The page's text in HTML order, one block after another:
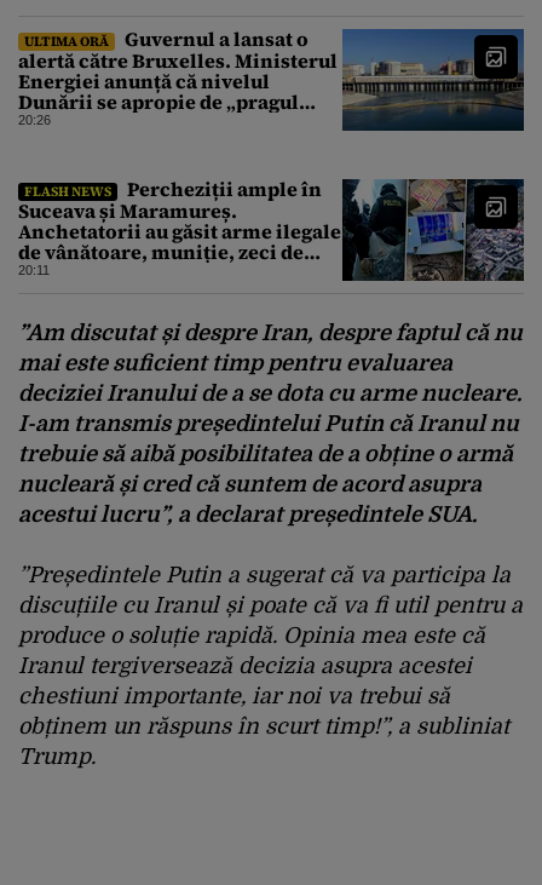
ULTIMA ORĂ
Guvernul a lansat o
alertă către Bruxelles. Ministerul
Energiei anunță că nivelul
Dunării se apropie de „pragul
critic”, iar centrala de la
20:26
FLASH NEWS
Percheziții ample în
Suceava și Maramureș.
Anchetatorii au găsit arme ilegale
de vânătoare, muniție, zeci de
trofee de vânat și materiale
20:11
”Am discutat și despre Iran, despre faptul că nu
mai este suficient timp pentru evaluarea
deciziei Iranului de a se dota cu arme nucleare.
I-am transmis președintelui Putin că Iranul nu
trebuie să aibă posibilitatea de a obține o armă
nucleară și cred că suntem de acord asupra
acestui lucru”, a declarat președintele SUA.
”Președintele Putin a sugerat că va participa la
discuțiile cu Iranul și poate că va fi util pentru a
produce o soluție rapidă. Opinia mea este că
Iranul tergiversează decizia asupra acestei
chestiuni importante, iar noi va trebui să
obținem un răspuns în scurt timp!”, a subliniat
Trump.